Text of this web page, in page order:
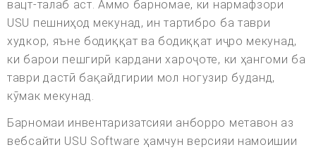
вацт-талаб аст. Аммо барномае, ки нармафзори
USU пешниҳод мекунад, ин тартибро ба таври
худкор, яъне бодиққат ва бодиққат иҷро мекунад,
ки барои пешгирӣ кардани хароҷоте, ки ҳангоми ба
таври дастӣ бақайдгирии мол ногузир буданд,
кӯмак мекунад.
Барномаи инвентаризатсияи анборро метавон аз
вебсайти USU Software ҳамчун версияи намоишии